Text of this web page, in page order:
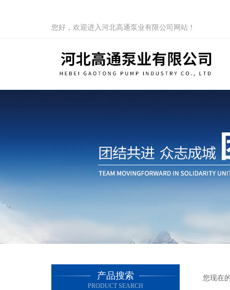
您好，欢迎进入河北高通泵业有限公司网站！
产品搜索
PRODUCT SEARCH
您现在